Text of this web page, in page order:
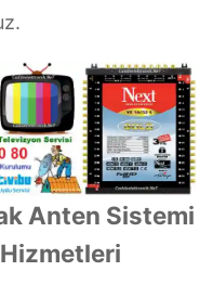
Anten Sistemi